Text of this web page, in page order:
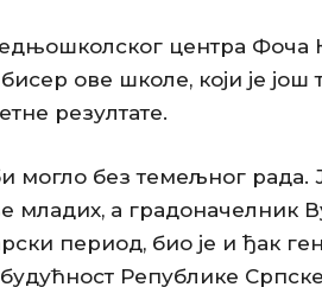
центра Фоча
ове школе, који је
резултате.
могло без темељног рада.
младих, а градоначелник
период, био је и ђак
будућност Републике